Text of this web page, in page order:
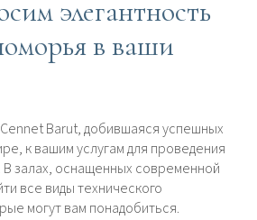
элегантность
в ваши
Barut, добившаяся успешных
к вашим услугам для проведения
залах, оснащенных современной
все виды технического
могут вам понадобиться.